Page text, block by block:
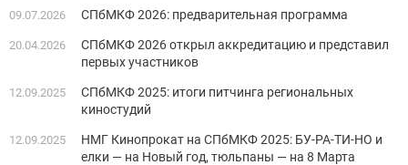
09.07.2026 СПбМКФ 2026: предварительная программа
20.04.2026
СПбМКФ 2026 открыл аккредитацию и представил
первых участников
12.09.2025
СПбМКФ 2025: итоги питчинга региональных
киностудий
12.09.2025
НМГ Кинопрокат на СПбМКФ 2025: БУ-РА-ТИ-НО и
елки — на Новый год, тюльпаны — на 8 Марта